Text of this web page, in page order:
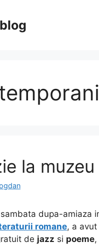
la muzeu
dupa-amiaza
romane, a
de jazz si poeme